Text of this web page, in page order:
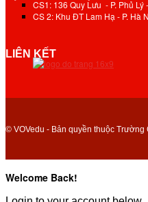
CS1: 136 Quy Lưu - P. Phủ Lý
CS 2: Khu ĐT Lam Hạ - P. Hà
LIÊN KẾT
© VOVedu - Bản quyền thuộc Trường
Welcome Back!